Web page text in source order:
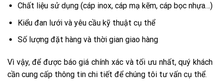
Chất liệu sử dụng (cáp inox, cáp mạ kẽm, cáp bọc nhựa…)
Kiểu đan lưới và yêu cầu kỹ thuật cụ thể
Số lượng đặt hàng và thời gian giao hàng
Vì vậy, để được báo giá chính xác và tối ưu nhất, quý khách
cần cung cấp thông tin chi tiết để chúng tôi tư vấn cụ thể.